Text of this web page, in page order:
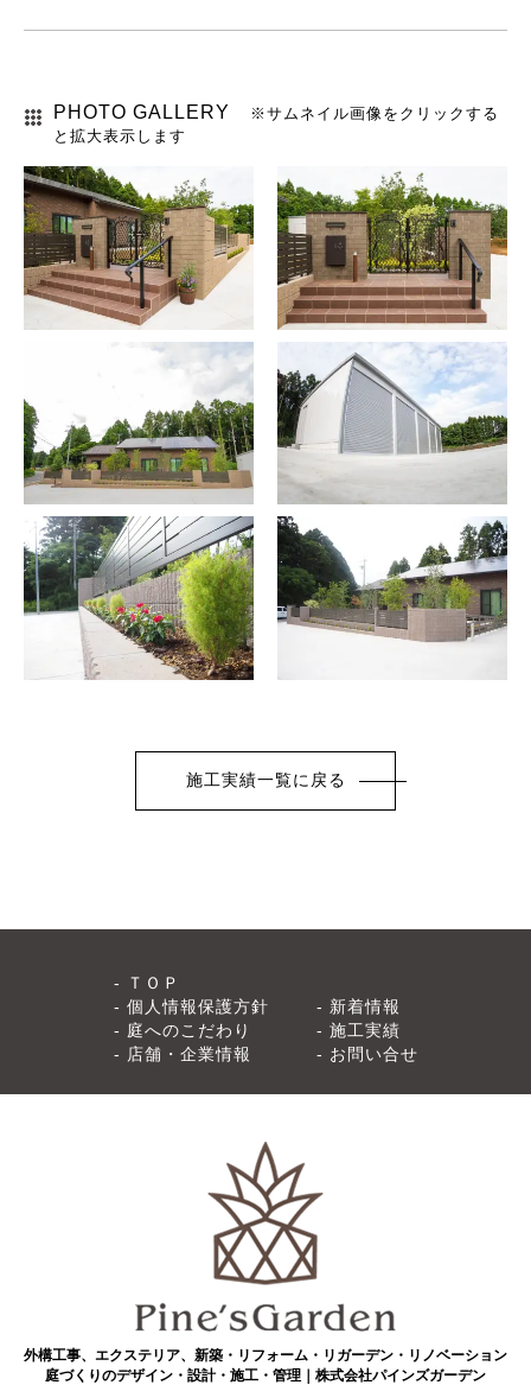
PHOTO GALLERY
※サムネイル画像をクリックする
と拡大表示します
施工実績一覧に戻る
ＴＯＰ
個人情報保護方針
新着情報
庭へのこだわり
施工実績
店舗・企業情報
お問い合せ
外構工事、エクステリア、新築・リフォーム・リガーデン・リノベーション
庭づくりのデザイン・設計・施工・管理｜株式会社パインズガーデン